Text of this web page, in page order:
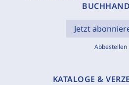
Jetzt
Abbestellen
KATALOGE &